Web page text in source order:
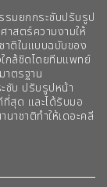
รมยกกระชับปรับรูป
าสตร์ความงามให้
ติในแบบฉบับของ
กล้ชิดโดยทีมแพทย์
าตรฐาน
ชับ ปรับรูปหน้า
ที่สุด และได้รับมอ
าชาติทําให้เดอะคลี